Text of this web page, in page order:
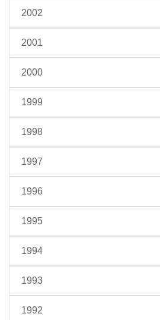
2002
2001
2000
1999
1998
1997
1996
1995
1994
1993
1992